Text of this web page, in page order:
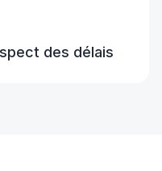
des délais